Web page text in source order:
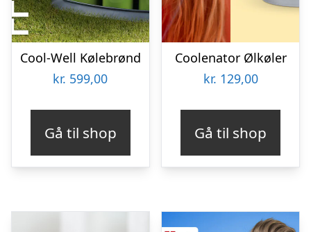
Cool-Well Kølebrønd
kr. 599,00
Gå til shop
Coolenator Ølkøler
kr. 129,00
Gå til shop